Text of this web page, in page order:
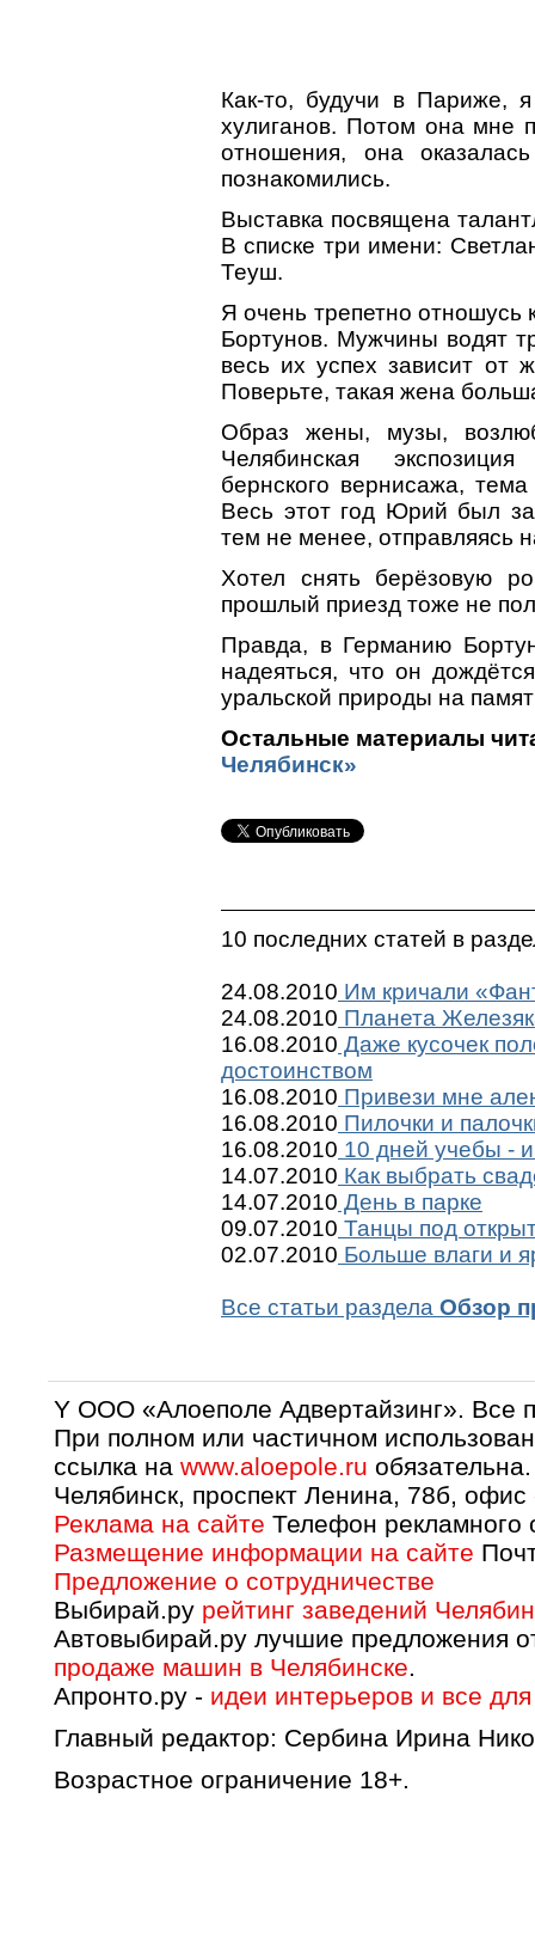
Как-то, будучи в Париже,
хулиганов. Потом она мне
отношения, она
познакомились.
Выставка посвящена
В списке три имени:
Теуш.
Я очень трепетно отношусь
Бортунов. Мужчины водят
весь их успех зависит от
Поверьте, такая жена
Образ жены, музы,
Челябинская
бернского вернисажа,
Весь этот год Юрий был
тем не менее, отправляясь
Хотел снять берёзовую
прошлый приезд тоже не
Правда, в Германию
надеяться, что он
уральской природы на
Остальные материалы
Челябинск»
10 последних статей в
24.08.2010 Им кричали
24.08.2010 Планета
16.08.2010 Даже кусочек
достоинством
16.08.2010 Привези мне
16.08.2010 Пилочки и
16.08.2010 10 дней учебы -
14.07.2010 Как выбрать
14.07.2010 День в парке
09.07.2010 Танцы под
02.07.2010 Больше влаги и
Все статьи раздела Обзор
Y OOO «Алоеполе Адвертайзинг».
При полном или частичном
ссылка на www.aloepole.ru обязательна.
Челябинск, проспект Ленина, 78б, офис
Реклама на сайте Телефон рекламного
Размещение информации на сайте
Предложение о сотрудничестве
Выбирай.ру рейтинг заведений
Автовыбирай.ру лучшие предложения
продаже машин в Челябинске.
Апронто.ру - идеи интерьеров и все
Главный редактор: Сербина Ирина
Возрастное ограничение 18+.